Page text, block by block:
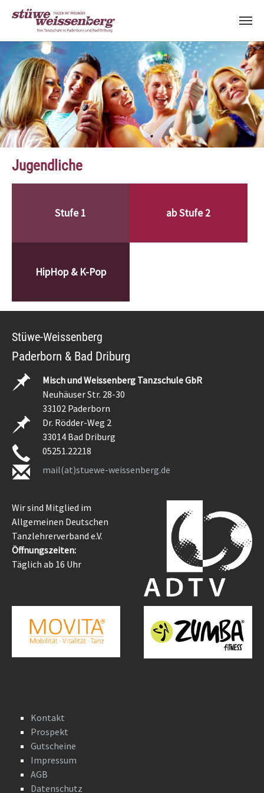
Zum Hauptinhalt springen
Jugendliche
Stufe 1 ab Stufe 2
HipHop & K-Pop
Stüwe-Weissenberg
Paderborn & Bad Driburg
Misch und Weissenberg Tanzschule GbR
Neuhäuser Str. 28-30
33102 Paderborn
Dr. Rödder-Weg 2
33014 Bad Driburg
05251.22218
mail(at)stuewe-weissenberg.de
Wir sind Mitglied im
Allgemeinen Deutschen
Tanzlehrerverband e.V.
Öffnungszeiten:
Täglich ab 16 Uhr
Kontakt
Prospekt
Gutscheine
Impressum
AGB
Datenschutz